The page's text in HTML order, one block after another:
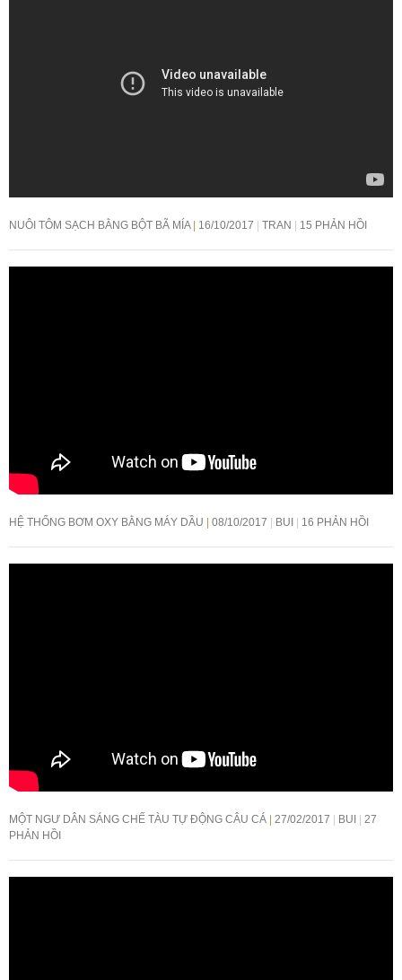
NUÔI TÔM SẠCH BẰNG BỘT BÃ MÍA 16/10/2017 TRAN 15 PHẢN HỒI
HỆ THỐNG BƠM OXY BẰNG MÁY DẦU 08/10/2017 BUI 16 PHẢN HỒI
MỘT NGƯ DÂN SÁNG CHẾ TÀU TỰ ĐỘNG CÂU CÁ 27/02/2017 BUI
27
PHẢN HỒI